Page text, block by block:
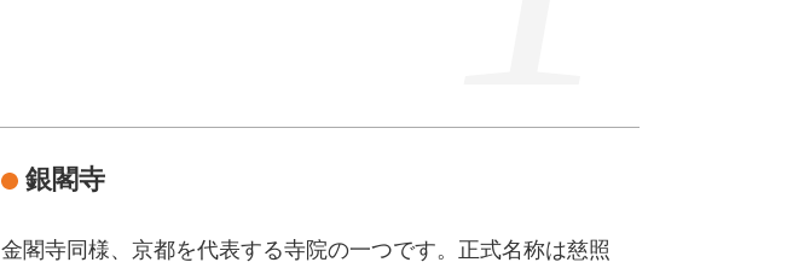
銀閣寺
金閣寺同様、京都を代表する寺院の一つです。正式名称は慈照